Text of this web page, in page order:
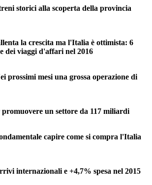
storici alla scoperta della provincia
la crescita ma l'Italia è ottimista: 6
dei viaggi d'affari nel 2016
prossimi mesi una grossa operazione di
un settore da 117 miliardi
capire come si compra l'Italia
internazionali e +4,7% spesa nel 2015